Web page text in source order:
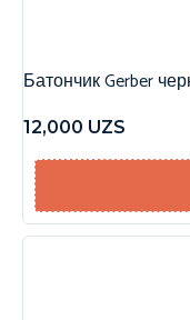
Батончик Gerber
12,000 UZS